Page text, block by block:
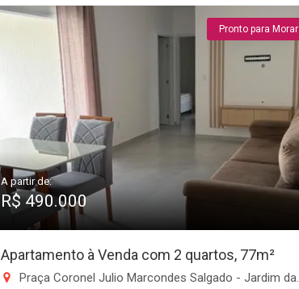
Pronto para Morar
A partir de:
R$ 490.000
Apartamento à Venda com 2 quartos, 77m²
Praça Coronel Julio Marcondes Salgado - Jardim das Nações, Taubaté-SP